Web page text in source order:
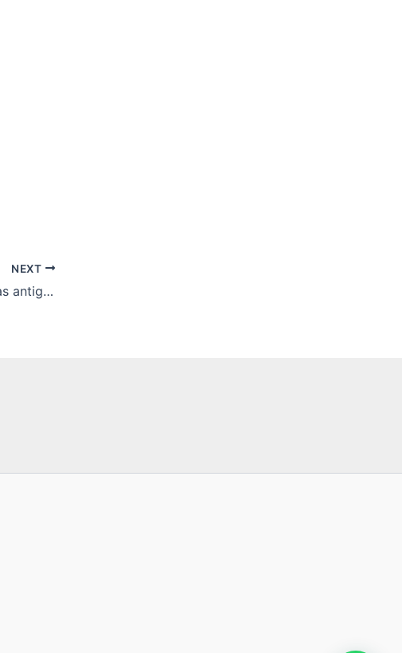
NEXT
Normas para instalações elétricas antigas